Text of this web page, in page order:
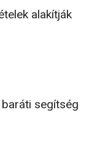
alakítják
segítség